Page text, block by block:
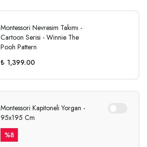
Montessori Nevresim Takımı -
Cartoon Serisi - Winnie The
Pooh Pattern
₺ 1,399.00
Montessori Kapitoneli Yorgan -
95x195 Cm
%8